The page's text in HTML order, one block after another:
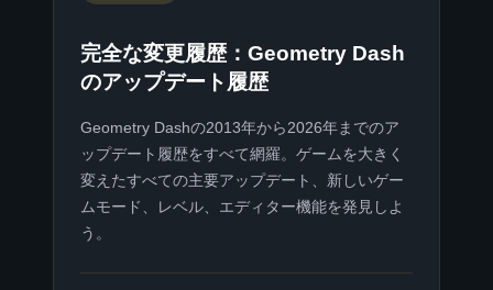
完全な変更履歴：Geometry Dash
のアップデート履歴
Geometry Dashの2013年から2026年までのア
ップデート履歴をすべて網羅。ゲームを大きく
変えたすべての主要アップデート、新しいゲー
ムモード、レベル、エディター機能を発見しよ
う。